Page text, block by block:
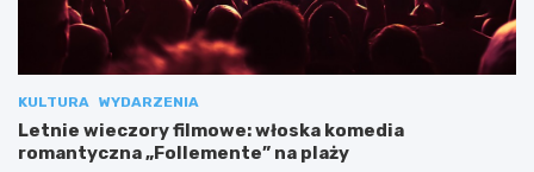
KULTURA WYDARZENIA
Letnie wieczory filmowe: włoska komedia
romantyczna „Follemente” na plaży